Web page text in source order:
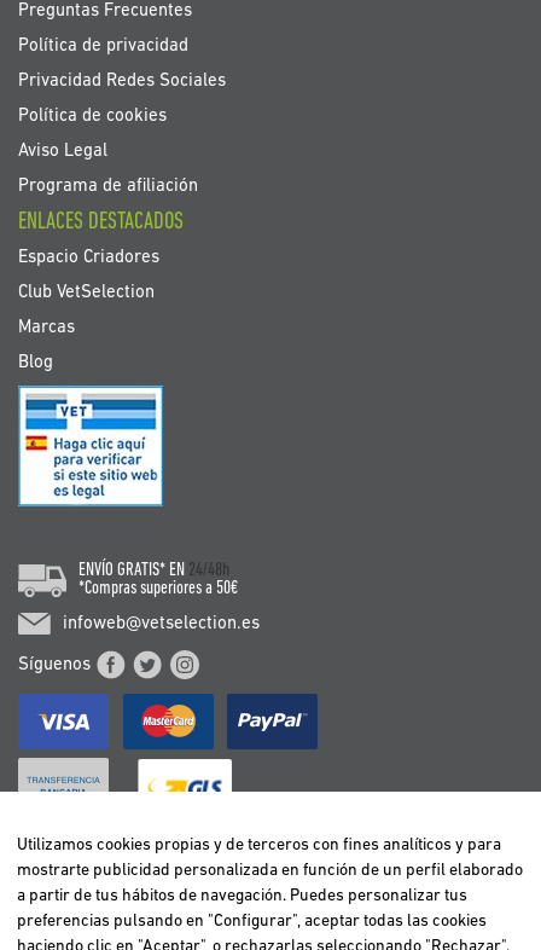
Preguntas Frecuentes
Política de privacidad
Privacidad Redes Sociales
Política de cookies
Aviso Legal
Programa de afiliación
ENLACES DESTACADOS
Espacio Criadores
Club VetSelection
Marcas
Blog
ENVÍO GRATIS* EN 24/48h
*Compras superiores a 50€
infoweb@vetselection.es
Síguenos
BELGIË / BELGIQUE
DEUTSCHLAND
Utilizamos cookies propias y de terceros con fines analíticos y para
mostrarte publicidad personalizada en función de un perfil elaborado
a partir de tus hábitos de navegación. Puedes personalizar tus
preferencias pulsando en "Configurar", aceptar todas las cookies